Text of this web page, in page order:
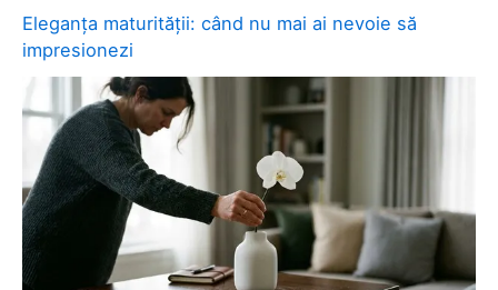
Eleganța maturității: când nu mai ai nevoie să
impresionezi